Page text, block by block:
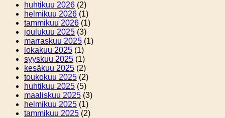
huhtikuu 2026 (2)
helmikuu 2026 (1)
tammikuu 2026 (1)
joulukuu 2025 (3)
marraskuu 2025 (1)
lokakuu 2025 (1)
syyskuu 2025 (1)
kesäkuu 2025 (2)
toukokuu 2025 (2)
huhtikuu 2025 (5)
maaliskuu 2025 (3)
helmikuu 2025 (1)
tammikuu 2025 (2)